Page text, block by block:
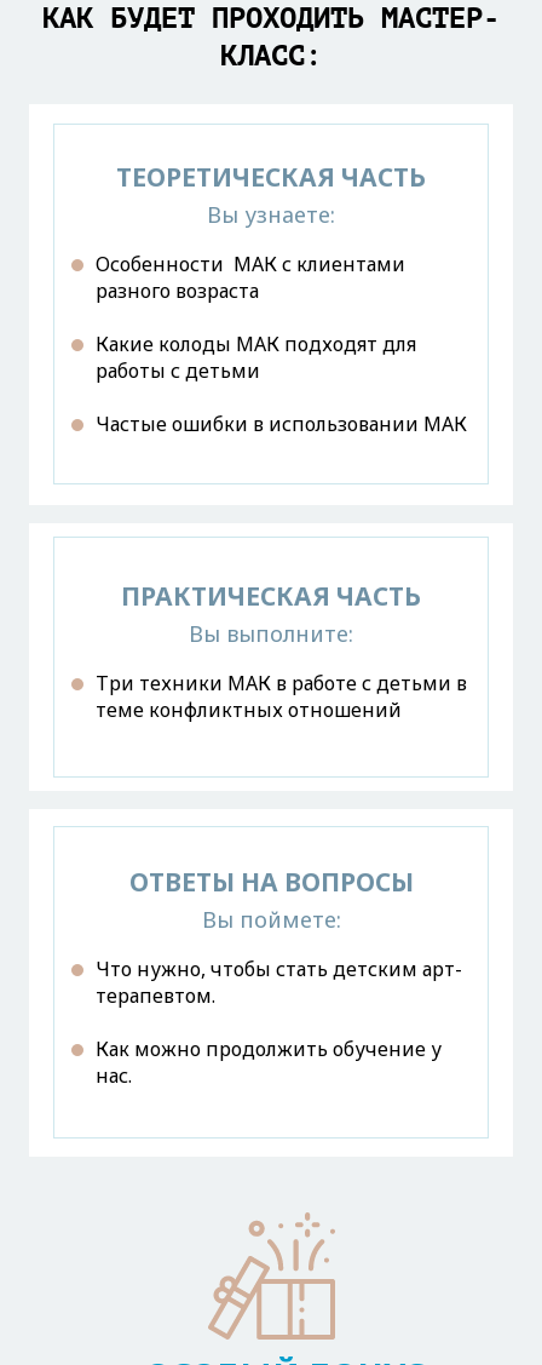
КАК БУДЕТ ПРОХОДИТЬ МАСТЕР-
КЛАСС:
ТЕОРЕТИЧЕСКАЯ ЧАСТЬ
Вы узнаете:
Особенности МАК с клиентами
разного возраста
Какие колоды МАК подходят для
работы с детьми
Частые ошибки в использовании МАК
ПРАКТИЧЕСКАЯ ЧАСТЬ
Вы выполните:
Три техники МАК в работе с детьми в
теме конфликтных отношений
ОТВЕТЫ НА ВОПРОСЫ
Вы поймете:
Что нужно, чтобы стать детским арт-
терапевтом.
Как можно продолжить обучение у
нас.